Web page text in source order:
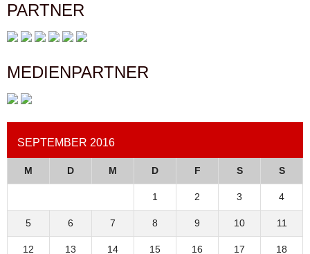
PARTNER
MEDIENPARTNER
SEPTEMBER 2016
M D M D F S S
1 2 3 4
5 6 7 8 9 10 11
12 13 14 15 16 17 18